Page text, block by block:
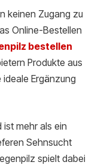
keinen Zugang zu
Online-Bestellen
bestellen
Produkte aus
Ergänzung
ist mehr als ein
Sehnsucht
spielt dabei